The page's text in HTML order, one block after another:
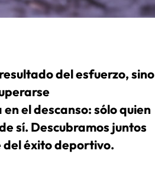
del esfuerzo, sino
el descanso: sólo quien
sí. Descubramos juntos
del éxito deportivo.